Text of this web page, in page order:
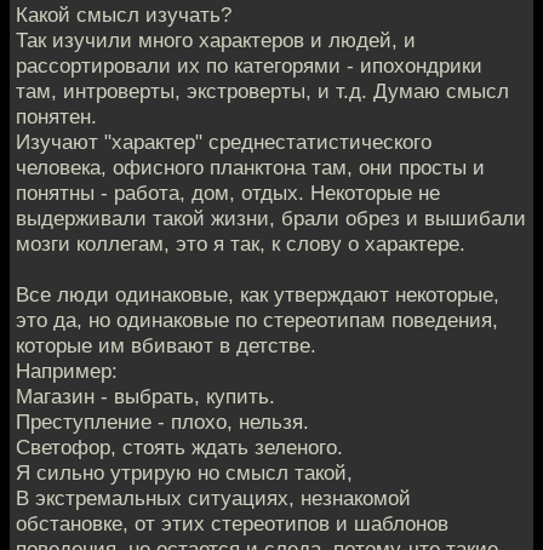
Какой смысл изучать?
Так изучили много характеров и людей, и
рассортировали их по категорями - ипохондрики
там, интроверты, экстроверты, и т.д. Думаю смысл
понятен.
Изучают "характер" среднестатистического
человека, офисного планктона там, они просты и
понятны - работа, дом, отдых. Некоторые не
выдерживали такой жизни, брали обрез и вышибали
мозги коллегам, это я так, к слову о характере.
Все люди одинаковые, как утверждают некоторые,
это да, но одинаковые по стереотипам поведения,
которые им вбивают в детстве.
Например:
Магазин - выбрать, купить.
Преступление - плохо, нельзя.
Светофор, стоять ждать зеленого.
Я сильно утрирую но смысл такой,
В экстремальных ситуациях, незнакомой
обстановке, от этих стереотипов и шаблонов